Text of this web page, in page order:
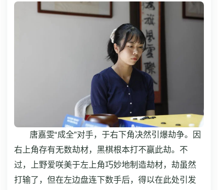
唐嘉雯“成全”对手，于右下角决然引爆劫争。因
右上角存有无数劫材，黑棋根本打不赢此劫。不
过，上野爱咲美于左上角巧妙地制造劫材，劫虽然
打输了，但在左边盘连下数手后，得以在此处引发